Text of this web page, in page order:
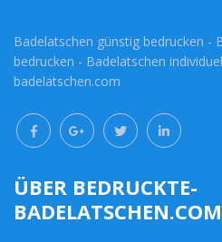
Badelatschen günstig bedrucken -
bedrucken - Badelatschen
badelatschen.com
ÜBER BEDRUCKTE-
BADELATSCHEN.COM